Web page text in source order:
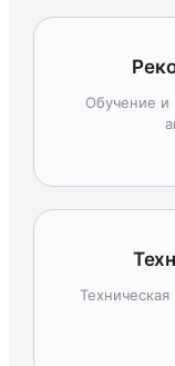
Обучение и